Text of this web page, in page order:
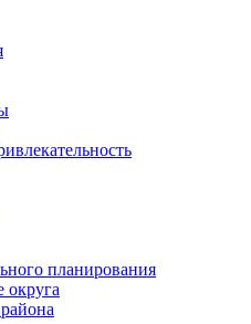
планирования
округа